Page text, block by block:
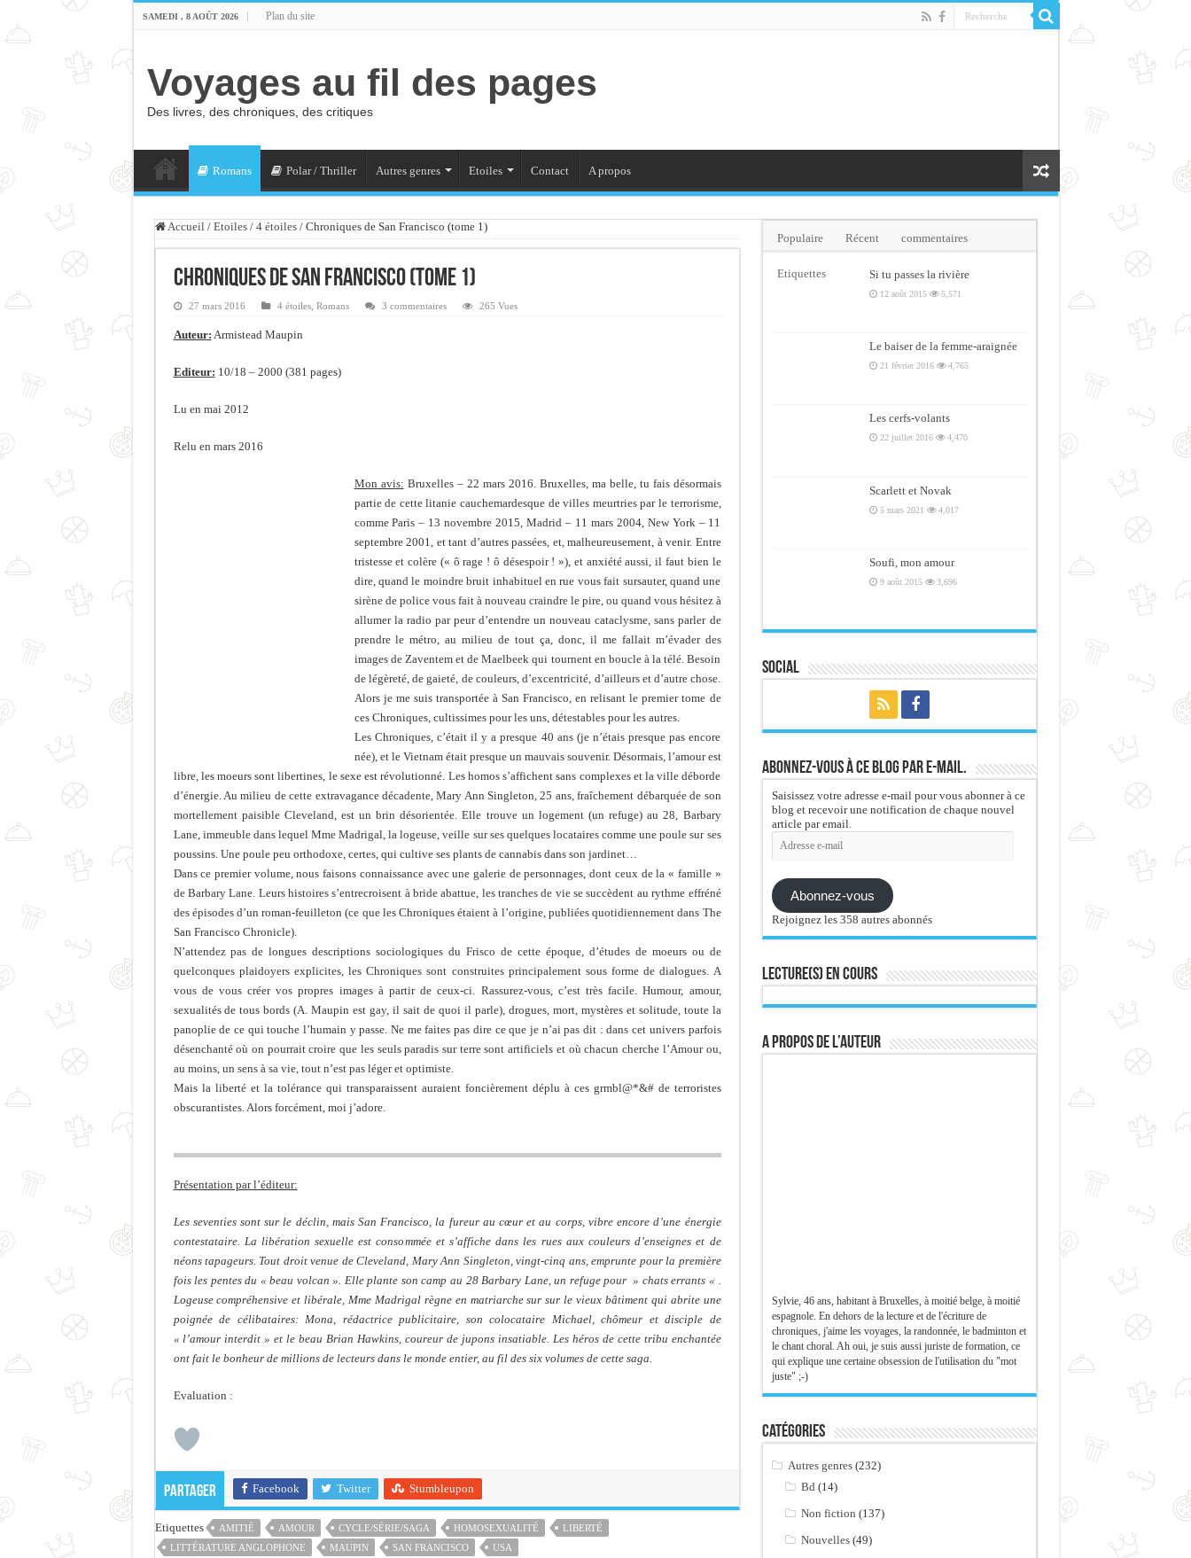
SAMEDI , 8 AOÛT 2026 Plan du site
Voyages au fil des pages
Des livres, des chroniques, des critiques
Romans Polar / Thriller Autres genres Etoiles Contact A propos
Accueil / Etoiles / 4 étoiles / Chroniques de San Francisco (tome 1)
Chroniques de San Francisco (tome 1)
27 mars 2016 4 étoiles, Romans 3 commentaires 265 Vues
Auteur: Armistead Maupin
Editeur: 10/18 – 2000 (381 pages)
Lu en mai 2012
Relu en mars 2016
Mon avis: Bruxelles – 22 mars 2016. Bruxelles, ma belle, tu fais désormais
partie de cette litanie cauchemardesque de villes meurtries par le terrorisme,
comme Paris – 13 novembre 2015, Madrid – 11 mars 2004, New York – 11
septembre 2001, et tant d’autres passées, et, malheureusement, à venir. Entre
tristesse et colère (« ô rage ! ô désespoir ! »), et anxiété aussi, il faut bien le
dire, quand le moindre bruit inhabituel en rue vous fait sursauter, quand une
sirène de police vous fait à nouveau craindre le pire, ou quand vous hésitez à
allumer la radio par peur d’entendre un nouveau cataclysme, sans parler de
prendre le métro, au milieu de tout ça, donc, il me fallait m’évader des
images de Zaventem et de Maelbeek qui tournent en boucle à la télé. Besoin
de légèreté, de gaieté, de couleurs, d’excentricité, d’ailleurs et d’autre chose.
Alors je me suis transportée à San Francisco, en relisant le premier tome de
ces Chroniques, cultissimes pour les uns, détestables pour les autres.
Les Chroniques, c’était il y a presque 40 ans (je n’étais presque pas encore
née), et le Vietnam était presque un mauvais souvenir. Désormais, l’amour est
libre, les moeurs sont libertines, le sexe est révolutionné. Les homos s’affichent sans complexes et la ville déborde
d’énergie. Au milieu de cette extravagance décadente, Mary Ann Singleton, 25 ans, fraîchement débarquée de son
mortellement paisible Cleveland, est un brin désorientée. Elle trouve un logement (un refuge) au 28, Barbary
Lane, immeuble dans lequel Mme Madrigal, la logeuse, veille sur ses quelques locataires comme une poule sur ses
poussins. Une poule peu orthodoxe, certes, qui cultive ses plants de cannabis dans son jardinet…
Dans ce premier volume, nous faisons connaissance avec une galerie de personnages, dont ceux de la « famille »
de Barbary Lane. Leurs histoires s’entrecroisent à bride abattue, les tranches de vie se succèdent au rythme effréné
des épisodes d’un roman-feuilleton (ce que les Chroniques étaient à l’origine, publiées quotidiennement dans The
San Francisco Chronicle).
N’attendez pas de longues descriptions sociologiques du Frisco de cette époque, d’études de moeurs ou de
quelconques plaidoyers explicites, les Chroniques sont construites principalement sous forme de dialogues. A
vous de vous créer vos propres images à partir de ceux-ci. Rassurez-vous, c’est très facile. Humour, amour,
sexualités de tous bords (A. Maupin est gay, il sait de quoi il parle), drogues, mort, mystères et solitude, toute la
panoplie de ce qui touche l’humain y passe. Ne me faites pas dire ce que je n’ai pas dit : dans cet univers parfois
désenchanté où on pourrait croire que les seuls paradis sur terre sont artificiels et où chacun cherche l’Amour ou,
au moins, un sens à sa vie, tout n’est pas léger et optimiste.
Mais la liberté et la tolérance qui transparaissent auraient foncièrement déplu à ces grmbl@*&# de terroristes
obscurantistes. Alors forcément, moi j’adore.
Présentation par l’éditeur:
Les seventies sont sur le déclin, mais San Francisco, la fureur au cœur et au corps, vibre encore d’une énergie
contestataire. La libération sexuelle est consommée et s’affiche dans les rues aux couleurs d’enseignes et de
néons tapageurs. Tout droit venue de Cleveland, Mary Ann Singleton, vingt-cinq ans, emprunte pour la première
fois les pentes du « beau volcan ». Elle plante son camp au 28 Barbary Lane, un refuge pour » chats errants « .
Logeuse compréhensive et libérale, Mme Madrigal règne en matriarche sur sur le vieux bâtiment qui abrite une
poignée de célibataires: Mona, rédactrice publicitaire, son colocataire Michael, chômeur et disciple de
« l’amour interdit » et le beau Brian Hawkins, coureur de jupons insatiable. Les héros de cette tribu enchantée
ont fait le bonheur de millions de lecteurs dans le monde entier, au fil des six volumes de cette saga.
Evaluation :
Partager Facebook Twitter Stumbleupon
Etiquettes AMITIÉ AMOUR CYCLE/SÉRIE/SAGA HOMOSEXUALITÉ
LIBERTÉ
LITTÉRATURE ANGLOPHONE
MAUPIN SAN FRANCISCO USA
Populaire Récent commentaires
Etiquettes Si tu passes la rivière
12 août 2015 5,571
Le baiser de la femme-araignée
21 février 2016 4,765
Les cerfs-volants
22 juillet 2016 4,470
Scarlett et Novak
5 mars 2021 4,017
Soufi, mon amour
9 août 2015 3,696
Social
Abonnez-vous à ce blog par e-mail.
Saisissez votre adresse e-mail pour vous abonner à ce
blog et recevoir une notification de chaque nouvel
article par email.
Adresse
Abonnez-vous
Rejoignez les 358 autres abonnés
Lecture(s) en cours
A propos de l’auteur
Sylvie, 46 ans, habitant à Bruxelles, à moitié belge, à moitié
espagnole. En dehors de la lecture et de l'écriture de
chroniques, j'aime les voyages, la randonnée, le badminton et
le chant choral. Ah oui, je suis aussi juriste de formation, ce
qui explique une certaine obsession de l'utilisation du "mot
juste" ;-)
Catégories
Autres genres (232)
Bd (14)
Non fiction (137)
Nouvelles (49)